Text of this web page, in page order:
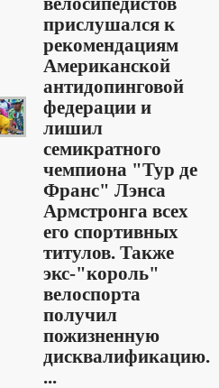
прислушался к
рекомендациям
Американской
антидопинговой
федерации и
лишил
семикратного
чемпиона "Тур де
Франс" Лэнса
Армстронга всех
его спортивных
титулов. Также
экс-"король"
велоспорта
получил
пожизненную
дисквалификацию.
...